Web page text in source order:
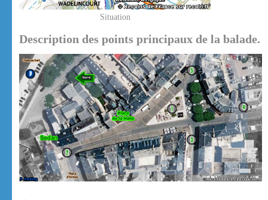
Situation
Description des points principaux de la balade.